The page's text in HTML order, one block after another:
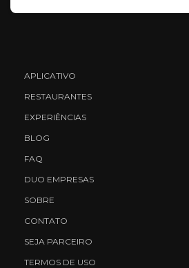
APLICATIVO
RESTAURANTES
EXPERIÊNCIAS
BLOG
FAQ
DUO EMPRESAS
SOBRE
CONTATO
SEJA PARCEIRO
TERMOS DE USO